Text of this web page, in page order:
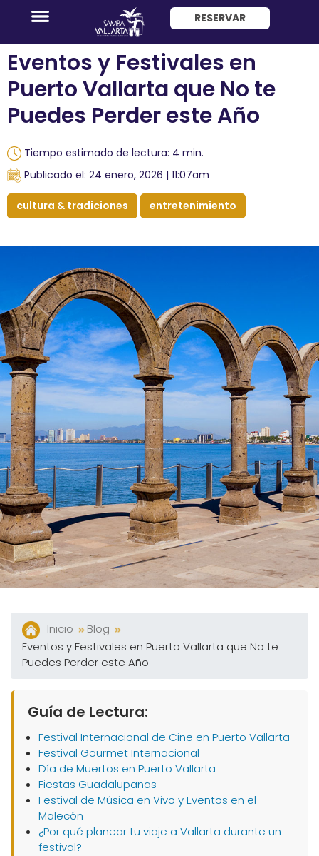
Habitaciones
Hotel
Avión
Restaurantes
Y
Bares
Actividades
Experiencias
Preguntas
Frecuentes
Contacto
Blog
ENG
RESERVAR
Eventos y Festivales en
Puerto Vallarta que No te
Puedes Perder este Año
Tiempo estimado de lectura: 4 min.
Publicado el: 24 enero, 2026 | 11:07am
cultura & tradiciones entretenimiento
Inicio
Blog
Eventos y Festivales en Puerto Vallarta que No te
Puedes Perder este Año
Guía de Lectura:
Festival Internacional de Cine en Puerto Vallarta
Festival Gourmet Internacional
Día de Muertos en Puerto Vallarta
Fiestas Guadalupanas
Festival de Música en Vivo y Eventos en el
Malecón
¿Por qué planear tu viaje a Vallarta durante un
festival?